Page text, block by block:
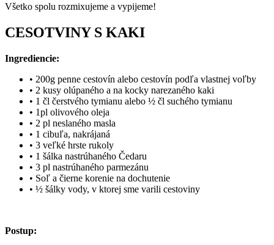
Všetko spolu rozmixujeme a vypijeme!
CESOTVINY S KAKI
Ingrediencie:
• 200g penne cestovín alebo cestovín podľa vlastnej voľby
• 2 kusy olúpaného a na kocky narezaného kaki
• 1 čl čerstvého tymianu alebo ½ čl suchého tymianu
• 1pl olivového oleja
• 2 pl neslaného masla
• 1 cibuľa, nakrájaná
• 3 veľké hrste rukoly
• 1 šálka nastrúhaného Čedaru
• 3 pl nastrúhaného parmezánu
• Soľ a čierne korenie na dochutenie
• ½ šálky vody, v ktorej sme varili cestoviny
Postup: